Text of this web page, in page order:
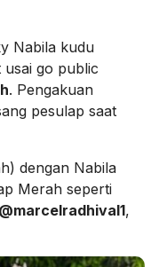
Nabila kudu
usai go public
. Pengakuan
pesulap saat
dengan Nabila
Merah seperti
@marcelradhival1,